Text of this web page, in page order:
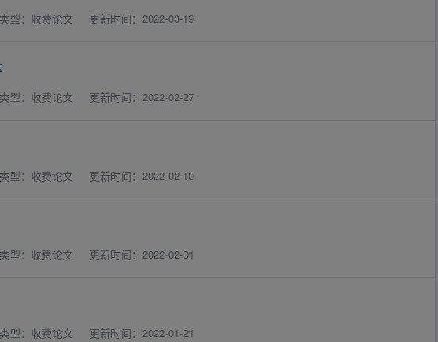
型：收费论文 更新时间：2022-03-19
型：收费论文 更新时间：2022-02-27
型：收费论文 更新时间：2022-02-10
型：收费论文 更新时间：2022-02-01
型：收费论文 更新时间：2022-01-21